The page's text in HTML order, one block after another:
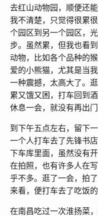
去红山动物园，顺便还
我不清楚，只觉得很累
个园区到另一个园区，
步。虽然累，但我也看
动物，比如各个品种的
爱的小熊猫，尤其是当
一种震撼，太高大了。
累又饿又困，打车回到
休息一会，就没有再出门
到下午五点左右，留下
一个人打车去了先锋书
下车库里面，虽然没有
在拍照，也有许多人在
乎不多。逛了一会，拍
来看，便打车去了吃饭的
在南昌吃过一次淮扬菜